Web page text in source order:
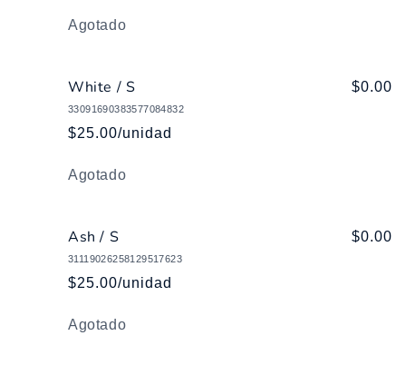
Cantidad
Agotado
White / S
33091690383577084832
$25.00/unidad
$0.00
Cantidad
Agotado
Ash / S
31119026258129517623
$25.00/unidad
$0.00
Cantidad
Agotado